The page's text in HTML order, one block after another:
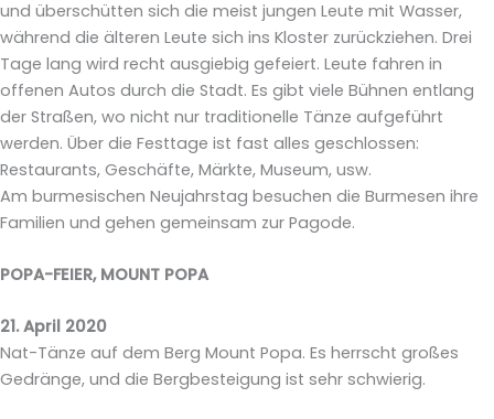
und überschütten sich die meist jungen Leute mit Wasser,
während die älteren Leute sich ins Kloster zurückziehen. Drei
Tage lang wird recht ausgiebig gefeiert. Leute fahren in
offenen Autos durch die Stadt. Es gibt viele Bühnen entlang
der Straßen, wo nicht nur traditionelle Tänze aufgeführt
werden. Über die Festtage ist fast alles geschlossen:
Restaurants, Geschäfte, Märkte, Museum, usw.
Am burmesischen Neujahrstag besuchen die Burmesen ihre
Familien und gehen gemeinsam zur Pagode.
POPA-FEIER, MOUNT POPA
21. April 2020
Nat-Tänze auf dem Berg Mount Popa. Es herrscht großes
Gedränge, und die Bergbesteigung ist sehr schwierig.